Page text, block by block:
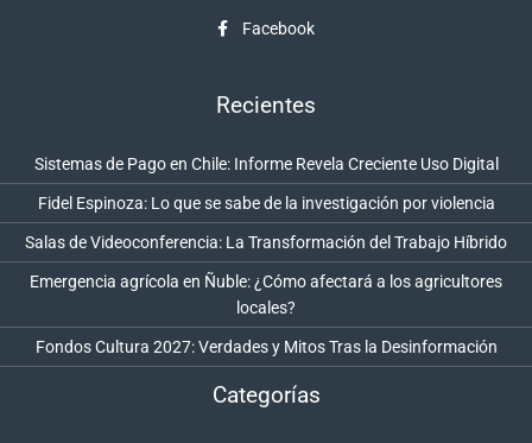
Facebook
Recientes
Sistemas de Pago en Chile: Informe Revela Creciente Uso Digital
Fidel Espinoza: Lo que se sabe de la investigación por violencia
Salas de Videoconferencia: La Transformación del Trabajo Híbrido
Emergencia agrícola en Ñuble: ¿Cómo afectará a los agricultores
locales?
Fondos Cultura 2027: Verdades y Mitos Tras la Desinformación
Categorías